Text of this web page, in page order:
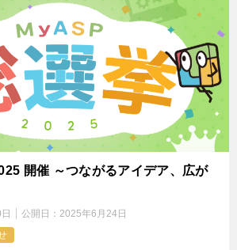
開催 ～つながるアイデア、広が
公開日： 2025年6月24日